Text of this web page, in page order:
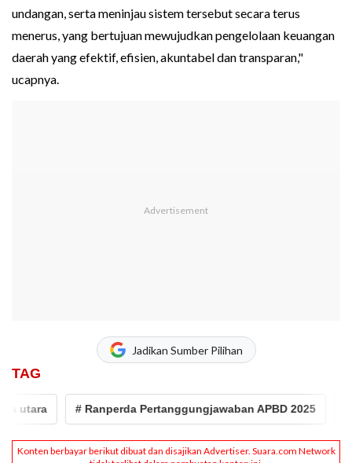
undangan, serta meninjau sistem tersebut secara terus
menerus, yang bertujuan mewujudkan pengelolaan keuangan
daerah yang efektif, efisien, akuntabel dan transparan,"
ucapnya.
Jadikan Sumber Pilihan
TAG
# Ranperda Pertanggungjawaban APBD 2025